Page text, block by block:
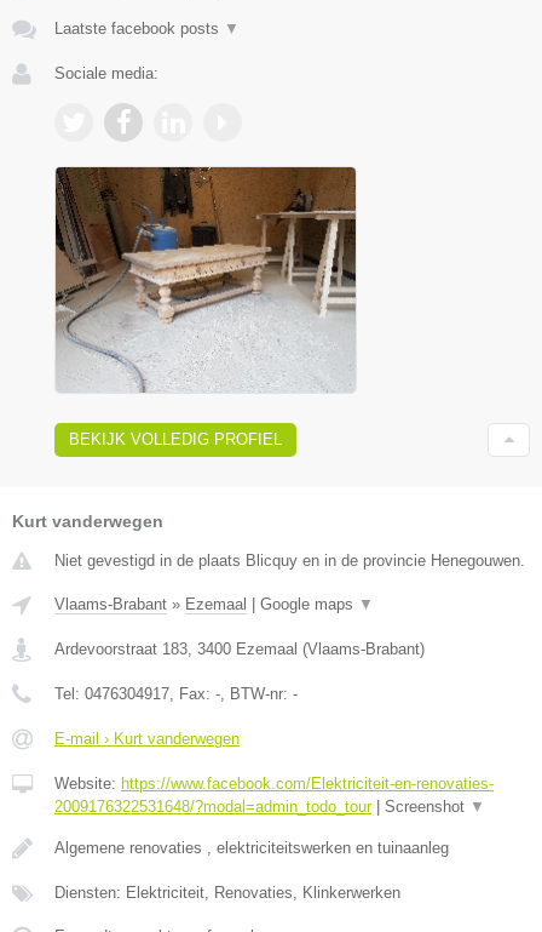
Laatste facebook posts ▼
Sociale media:
BEKIJK VOLLEDIG PROFIEL
Kurt vanderwegen
Niet gevestigd in de plaats Blicquy en in de provincie Henegouwen.
Vlaams-Brabant » Ezemaal Google maps ▼
Ardevoorstraat 183 3400 Ezemaal (Vlaams-Brabant)
Tel: 0476304917 , Fax: - , BTW-nr: -
E-mail › Kurt vanderwegen
Website: https://www.facebook.com/Elektriciteit-en-renovaties-
2009176322531648/?modal=admin_todo_tour| Screenshot ▼
Algemene renovaties , elektriciteitswerken en tuinaanleg
Diensten: Elektriciteit, Renovaties, Klinkerwerken